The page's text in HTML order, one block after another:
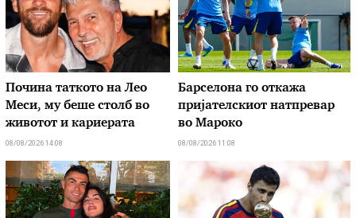
Почина таткото на Лео
Меси, му беше столб во
животот и кариерата
08/08/2026 14:08
Барселона го откажа
пријателскиот натпревар
во Мароко
08/08/2026 11:08